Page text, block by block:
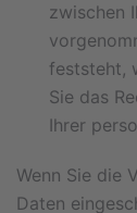
zwischen
feststeht,
Sie das
Ihrer
Wenn Sie die
Daten